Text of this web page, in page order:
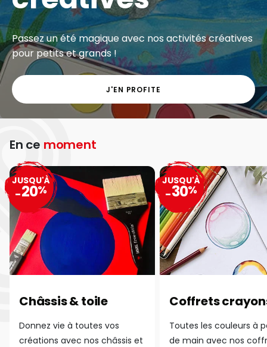
Passez un été magique avec nos activités créatives
pour petits et grands !
J'EN PROFITE
En ce moment
Châssis & toile
Donnez vie à toutes vos
créations avec nos châssis et
JUSQU'À
-20%
Coffrets
Toutes les couleurs à
de main avec nos
JUSQU'À
-30%